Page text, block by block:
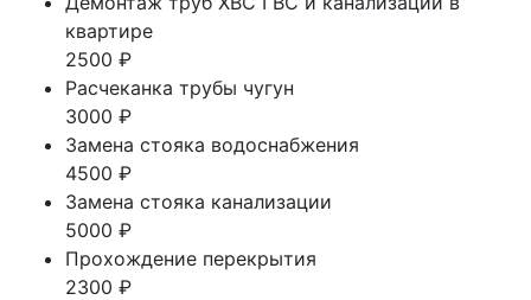
квартире
2500 ₽
Расчеканка трубы чугун
3000 ₽
Замена стояка водоснабжения
4500 ₽
Замена стояка канализации
5000 ₽
Прохождение перекрытия
2300 ₽